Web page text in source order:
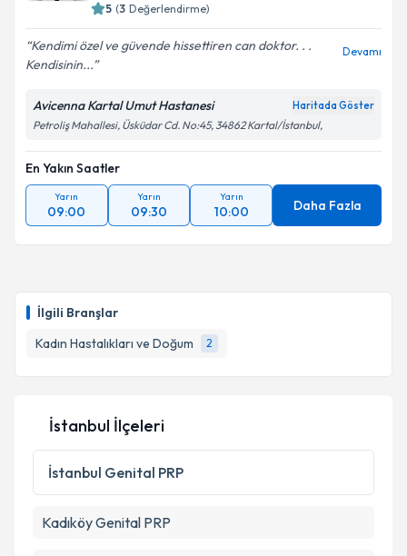
İlgili Branşlar
Kadın Hastalıkları ve Doğum
2
Kişisel verilerimin işlenmesine ilişkin
kapsamda işlenmesini kabul ediyorum.
5 (3 Değerlendirme)
Kendimi özel ve güvende hissettiren can doktor. . .
Kendisinin...
Devamı
Avicenna Kartal Umut Hastanesi Haritada Göster
Petroliş Mahallesi, Üsküdar Cd. No:45, 34862 Kartal/İstanbul,
En Yakın Saatler
Yarın
09:00
Yarın
09:30
Yarın
10:00 Daha Fazla
İstanbul İlçeleri
İstanbul Genital PRP
KadıköyGenital PRP